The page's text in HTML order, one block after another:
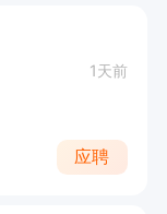
1天前
应聘